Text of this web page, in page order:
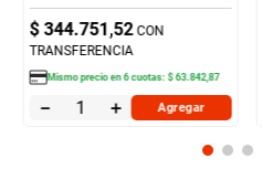
$ 344.751,52 CON
TRANSFERENCIA
Mismo precio en6cuotas:$ 63.842,87
＋
－ Agregar